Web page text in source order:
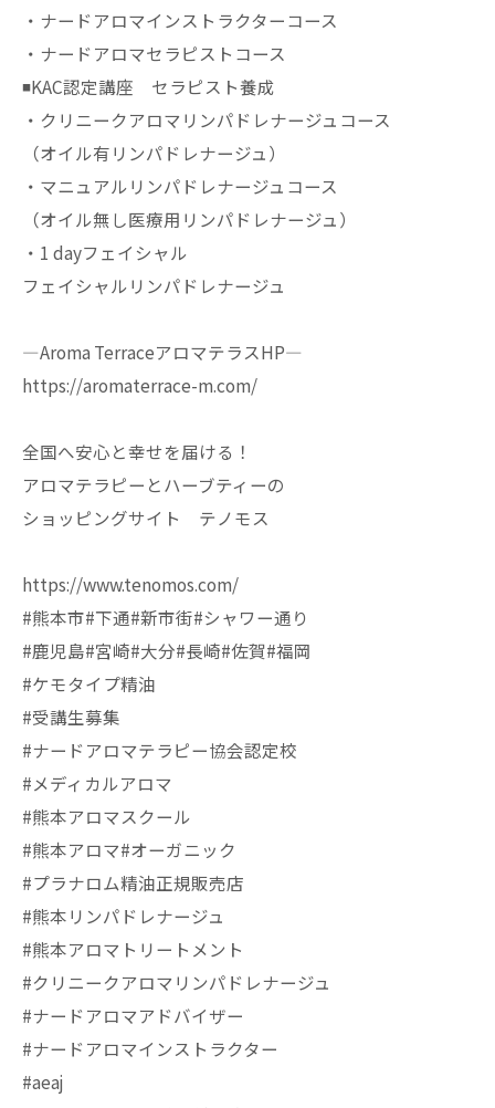
・ナードアロマインストラクターコース
・ナードアロマセラピストコース
◾️KAC認定講座 セラピスト養成
・クリニークアロマリンパドレナージュコース
（オイル有リンパドレナージュ）
・マニュアルリンパドレナージュコース
（オイル無し医療用リンパドレナージュ）
・1 dayフェイシャル
フェイシャルリンパドレナージュ
—Aroma TerraceアロマテラスHP—
https://aromaterrace-m.com/
全国へ安心と幸せを届ける！
アロマテラピーとハーブティーの
ショッピングサイト テノモス
https://www.tenomos.com/
#熊本市#下通#新市街#シャワー通り
#鹿児島#宮崎#大分#長崎#佐賀#福岡
#ケモタイプ精油
#受講生募集
#ナードアロマテラピー協会認定校
#メディカルアロマ
#熊本アロマスクール
#熊本アロマ#オーガニック
#プラナロム精油正規販売店
#熊本リンパドレナージュ
#熊本アロマトリートメント
#クリニークアロマリンパドレナージュ
#ナードアロマアドバイザー
#ナードアロマインストラクター
#aeaj